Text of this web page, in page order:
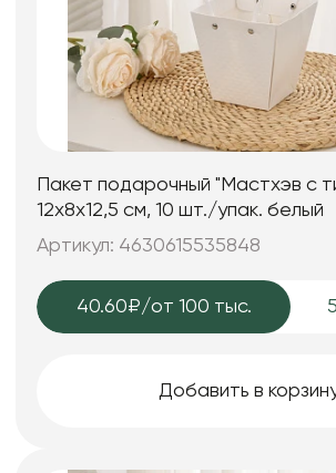
Пакет подарочный "Мастхэв с
12х8х12,5 см, 10 шт./упак. белый
Артикул: 4630615535848
40.60₽/от 100 тыс.
Добавить в